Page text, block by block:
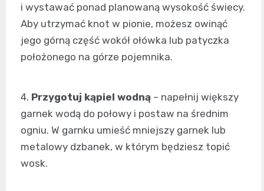
i wystawać ponad planowaną wysokość świecy.
Aby utrzymać knot w pionie, możesz owinąć
jego górną część wokół ołówka lub patyczka
położonego na górze pojemnika.
4. Przygotuj kąpiel wodną – napełnij większy
garnek wodą do połowy i postaw na średnim
ogniu. W garnku umieść mniejszy garnek lub
metalowy dzbanek, w którym będziesz topić
wosk.